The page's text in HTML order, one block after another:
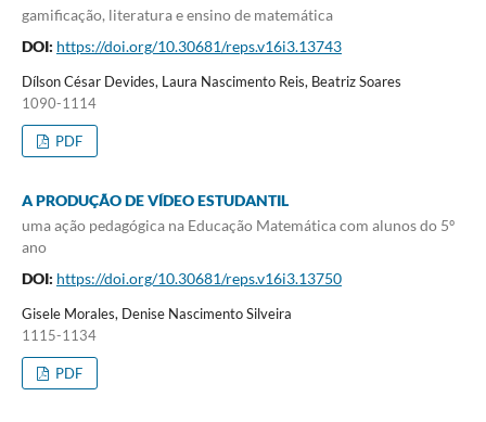
gamificação, literatura e ensino de matemática
DOI: https://doi.org/10.30681/reps.v16i3.13743
Dílson César Devides, Laura Nascimento Reis, Beatriz Soares
1090-1114
PDF
A PRODUÇÃO DE VÍDEO ESTUDANTIL
uma ação pedagógica na Educação Matemática com alunos do 5º
ano
DOI: https://doi.org/10.30681/reps.v16i3.13750
Gisele Morales, Denise Nascimento Silveira
1115-1134
PDF